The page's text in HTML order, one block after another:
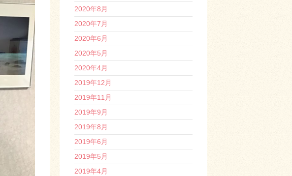
2020年8月
2020年7月
2020年6月
2020年5月
2020年4月
2019年12月
2019年11月
2019年9月
2019年8月
2019年6月
2019年5月
2019年4月